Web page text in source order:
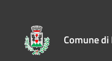
Comune